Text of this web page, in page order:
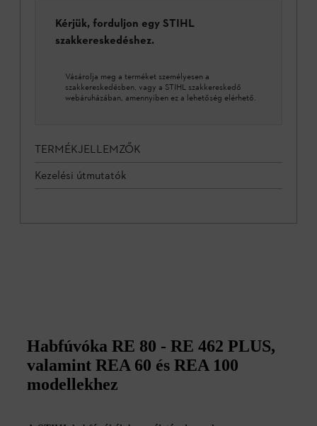
Kérjük, forduljon egy STIHL
szakkereskedéshez.
Vásárolja meg a terméket személyesen a
szakkereskedésben, vagy a STIHL szakkereskedő
webáruházában, amennyiben ez a lehetőség elérhető.
TERMÉKJELLEMZŐK
Kezelési útmutatók
Habfúvóka RE 80 - RE 462 PLUS,
valamint REA 60 és REA 100
modellekhez